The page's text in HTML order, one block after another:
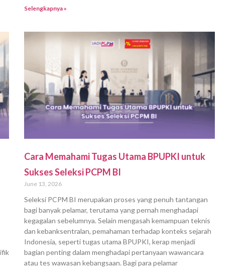
Selengkapnya »
Cara Memahami Tugas Utama BPUPKI untuk
Sukses Seleksi PCPM BI
June 13, 2026
Seleksi PCPM BI merupakan proses yang penuh tantangan
bagi banyak pelamar, terutama yang pernah menghadapi
kegagalan sebelumnya. Selain mengasah kemampuan teknis
dan kebanksentralan, pemahaman terhadap konteks sejarah
Indonesia, seperti tugas utama BPUPKI, kerap menjadi
bagian penting dalam menghadapi pertanyaan wawancara
atau tes wawasan kebangsaan. Bagi para pelamar